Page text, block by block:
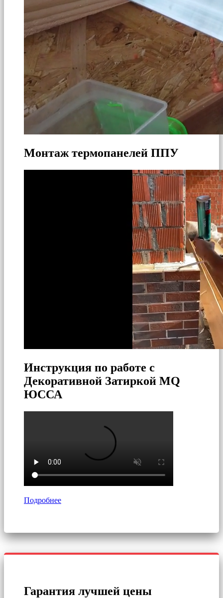
Монтаж термопанелей ППУ
Инструкция по работе с
Декоративной Затиркой MQ
ЮССА
Подробнее
Гарантия лучшей цены